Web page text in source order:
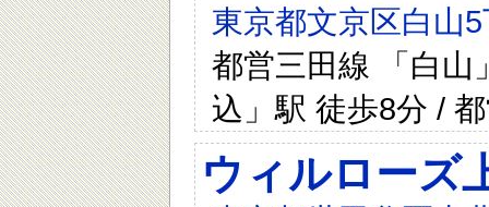
東京都文京区白山
都営三田線 「白山
込」駅 徒歩8分 /
ウィルローズ